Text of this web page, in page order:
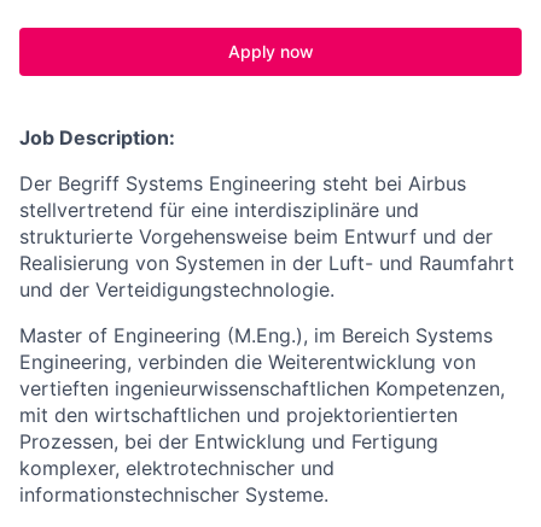
Apply now
Job Description:
Der Begriff Systems Engineering steht bei Airbus
stellvertretend für eine interdisziplinäre und
strukturierte Vorgehensweise beim Entwurf und der
Realisierung von Systemen in der Luft- und Raumfahrt
und der Verteidigungstechnologie.
Master of Engineering (M.Eng.), im Bereich Systems
Engineering, verbinden die Weiterentwicklung von
vertieften ingenieurwissenschaftlichen Kompetenzen,
mit den wirtschaftlichen und projektorientierten
Prozessen, bei der Entwicklung und Fertigung
komplexer, elektrotechnischer und
informationstechnischer Systeme.